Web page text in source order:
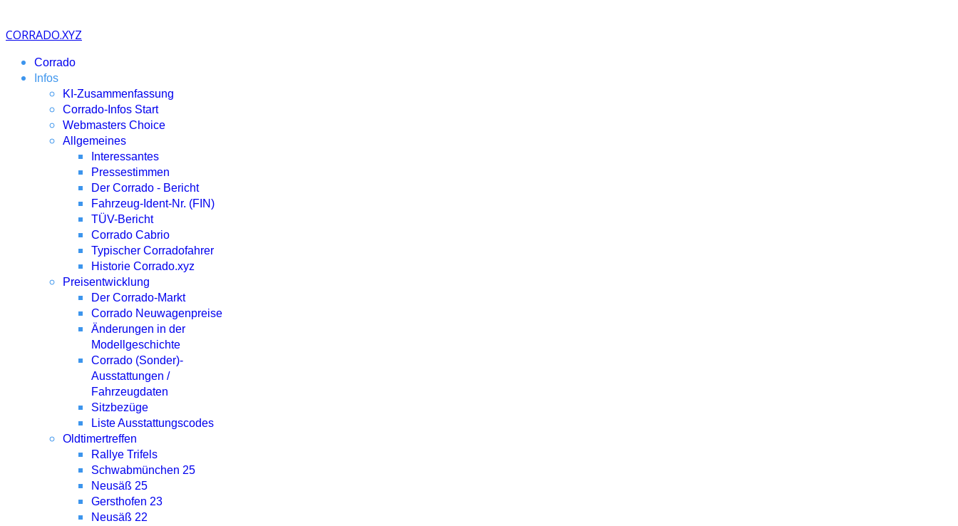
CORRADO.XYZ
Corrado
Infos
KI-Zusammenfassung
Corrado-Infos Start
Webmasters Choice
Allgemeines
Interessantes
Pressestimmen
Der Corrado - Bericht
Fahrzeug-Ident-Nr. (FIN)
TÜV-Bericht
Corrado Cabrio
Typischer Corradofahrer
Historie Corrado.xyz
Preisentwicklung
Der Corrado-Markt
Corrado Neuwagenpreise
Änderungen in der
Modellgeschichte
Corrado (Sonder)-
Ausstattungen /
Fahrzeugdaten
Sitzbezüge
Liste Ausstattungscodes
Oldtimertreffen
Rallye Trifels
Schwabmünchen 25
Neusäß 25
Gersthofen 23
Neusäß 22